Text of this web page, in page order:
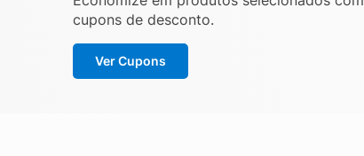
cupons de desconto.
Ver Cupons